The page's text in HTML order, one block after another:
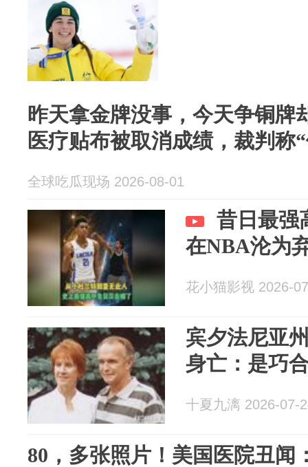
昨天拿金牌没事，今天争铜牌
医疗贴布被取消成绩，裁判称
全球吃瓜现场 2026-08-01
昔日最强
在NBA沦为
花小猫影视 2026-
宾夕法尼亚
身亡：是巧
十夏九漓 2026-07-
80，多张照片！美国医院丑闻